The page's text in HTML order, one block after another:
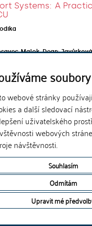
webové stránky
a další sledovací
uživatelského
webových
návštěvnosti.
Souhlasím
Odmítám
Upravit mé
Systems: A
Malok, Dean;
Karlova, Nakladatelství
the e-learning support
University and that you
will also help you to avoid
...
© 2002-
názoru